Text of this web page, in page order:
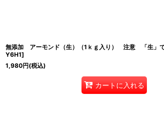
無添加 アーモンド（生）（1ｋｇ入り） 注意 「生」で
Y6H1]
1,980円(税込)
カートに入れる